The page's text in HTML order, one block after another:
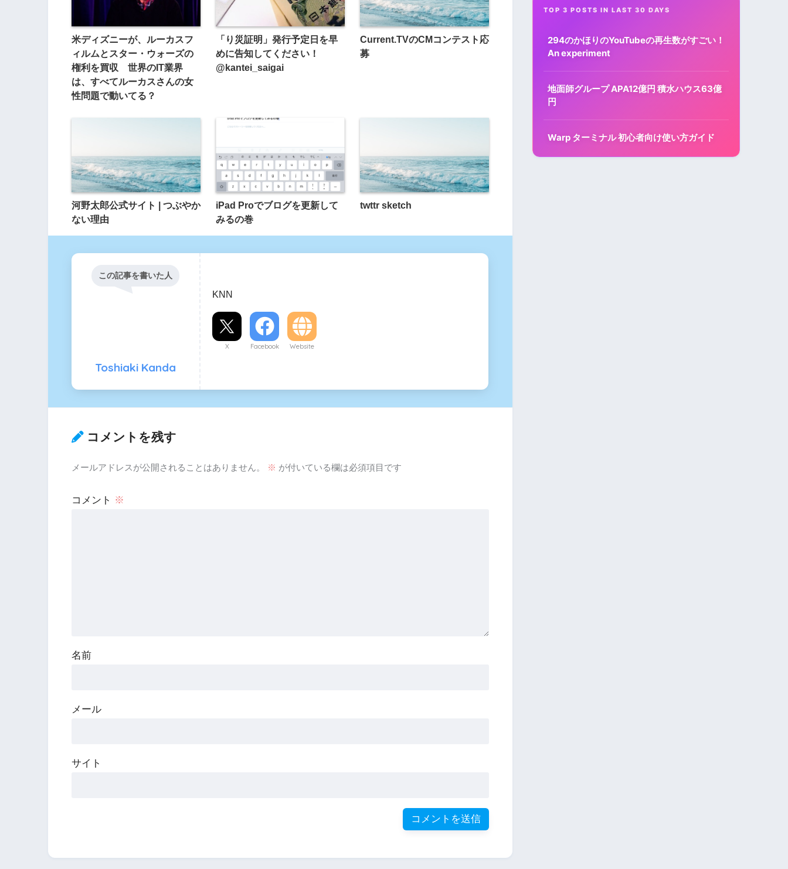
米ディズニーが、ルーカスフ
ィルムとスター・ウォーズの
権利を買収 世界のIT業界
は、すべてルーカスさんの女
性問題で動いてる？
「り災証明」発行予定日を早
めに告知してください！
@kantei_saigai
Current.TVのCMコンテスト応
募
河野太郎公式サイト | つぶやか
ない理由
iPad Proでブログを更新して
みるの巻
twttr sketch
この記事を書いた人
Toshiaki Kanda
KNN
X Facebook Website
コメントを残す
メールアドレスが公開されることはありません。 ※ が付いている欄は必須項目です
コメント ※
名前
メール
サイト
TOP 3 POSTS IN LAST 30 DAYS
294のかほりのYouTubeの再生数がすごい！
An experiment
地面師グループ APA12億円 積水ハウス63億
円
Warp ターミナル 初心者向け使い方ガイド